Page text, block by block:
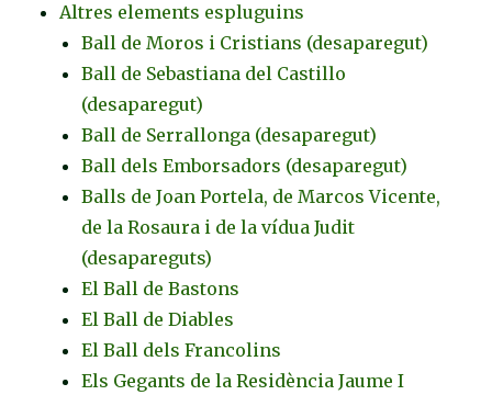
Altres elements espluguins
Ball de Moros i Cristians (desaparegut)
Ball de Sebastiana del Castillo
(desaparegut)
Ball de Serrallonga (desaparegut)
Ball dels Emborsadors (desaparegut)
Balls de Joan Portela, de Marcos Vicente,
de la Rosaura i de la vídua Judit
(desapareguts)
El Ball de Bastons
El Ball de Diables
El Ball dels Francolins
Els Gegants de la Residència Jaume I